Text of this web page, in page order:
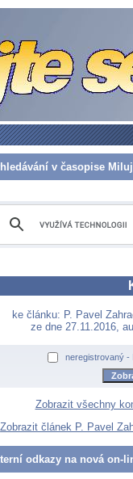
v časopise
ke článku: P. Pavel
ze dne 27.11.2016,
neregistrovaný -
Zobrazit všechny
Zobrazit článek P. Pavel
odkazy na nová on-